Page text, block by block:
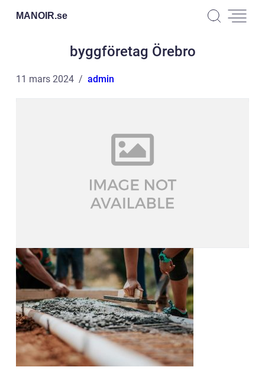
MANOIR.se
byggföretag Örebro
11 mars 2024 admin